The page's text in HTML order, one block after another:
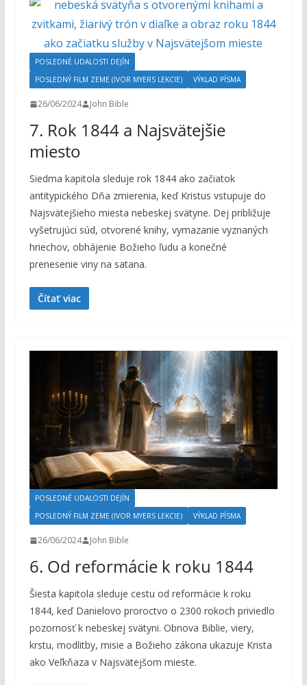
POSLEDNÉ UDALOSTI DEJÍN
POSLEDNÝ FILM ZEME (IVOR MYERS LEKCIE)
VÝKLAD PÍSMA
26/06/2024 John Bible
7. Rok 1844 a Najsvätejšie
miesto
Siedma kapitola sleduje rok 1844 ako začiatok
antitypického Dňa zmierenia, keď Kristus vstupuje do
Najsvätejšieho miesta nebeskej svätyne. Dej približuje
vyšetrujúci súd, otvorené knihy, vymazanie vyznaných
hriechov, obhájenie Božieho ľudu a konečné
prenesenie viny na satana.
Čítať viac
POSLEDNÉ UDALOSTI DEJÍN
POSLEDNÝ FILM ZEME (IVOR MYERS LEKCIE)
VÝKLAD PÍSMA
26/06/2024 John Bible
6. Od reformácie k roku 1844
Šiesta kapitola sleduje cestu od reformácie k roku
1844, keď Danielovo proroctvo o 2300 rokoch priviedlo
pozornosť k nebeskej svätyni. Obnova Biblie, viery,
krstu, modlitby, misie a Božieho zákona ukazuje Krista
ako Veľkňaza v Najsvätejšom mieste.